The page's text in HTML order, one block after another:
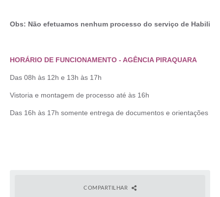
Obs: Não efetuamos nenhum processo do serviço de
HORÁRIO DE FUNCIONAMENTO - AGÊNCIA PIRAQUARA
Das 08h às 12h e 13h às 17h
Vistoria e montagem de processo até às 16h
Das 16h às 17h somente entrega de documentos e orientações
COMPARTILHAR